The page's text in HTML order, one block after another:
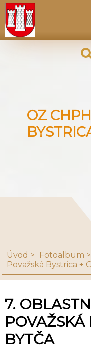
OZ
Úvod Fotoalbum
Považská Bystrica +
7.
POVAŽSKÁ
BYTČA